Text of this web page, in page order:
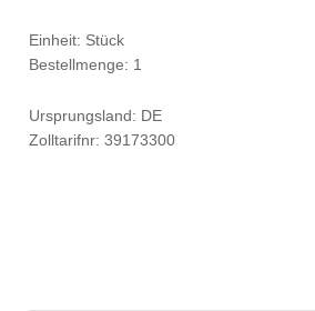
Einheit: Stück
Bestellmenge: 1
Ursprungsland: DE
Zolltarifnr: 39173300